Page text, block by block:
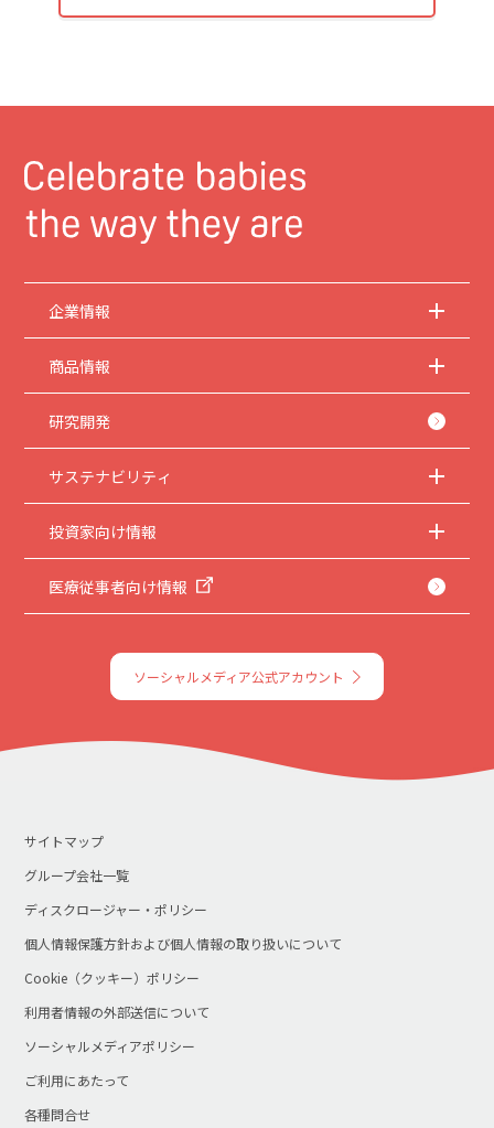
企業情報
商品情報
研究開発
サステナビリティ
投資家向け情報
医療従事者向け情報
ソーシャルメディア公式アカウント
サイトマップ
グループ会社一覧
ディスクロージャー・ポリシー
個人情報保護方針および個人情報の取り扱いについて
Cookie（クッキー）ポリシー
利用者情報の外部送信について
ソーシャルメディアポリシー
ご利用にあたって
各種問合せ